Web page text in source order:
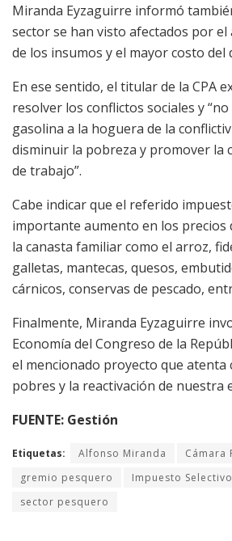
Miranda Eyzaguirre informó
sector se han visto afectados por
de los insumos y el mayor costo del
En ese sentido, el titular de la CPA
resolver los conflictos sociales y
gasolina a la hoguera de la
disminuir la pobreza y promover la
de trabajo”.
Cabe indicar que el referido
importante aumento en los precios
la canasta familiar como el arroz,
galletas, mantecas, quesos,
cárnicos, conservas de pescado,
Finalmente, Miranda Eyzaguirre
Economía del Congreso de la
el mencionado proyecto que atenta
pobres y la reactivación de nuestra
FUENTE: Gestión
Etiquetas: Alfonso Miranda
Cámara
gremio pesquero
Impuesto
sector pesquero